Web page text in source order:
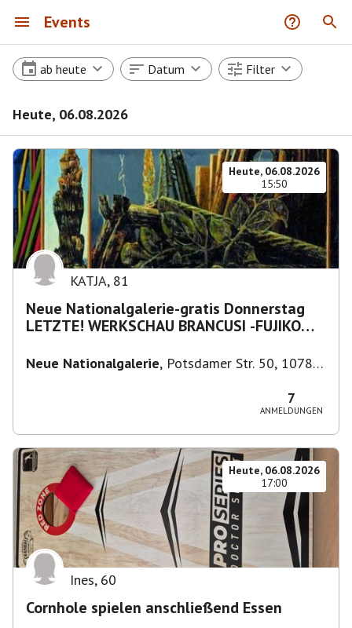
Events
ab heute Datum Filter
Heute, 06.08.2026
Heute, 06.08.2026
15:50
KATJA, 81
Neue Nationalgalerie-gratis Donnerstag
LETZTE! WERKSCHAU BRANCUSI -FUJIKO
Neue Nationalgalerie, Potsdamer Str. 50, 10785
7
ANMELDUNGEN
Heute, 06.08.2026
17:00
Ines, 60
Cornhole spielen anschließend Essen